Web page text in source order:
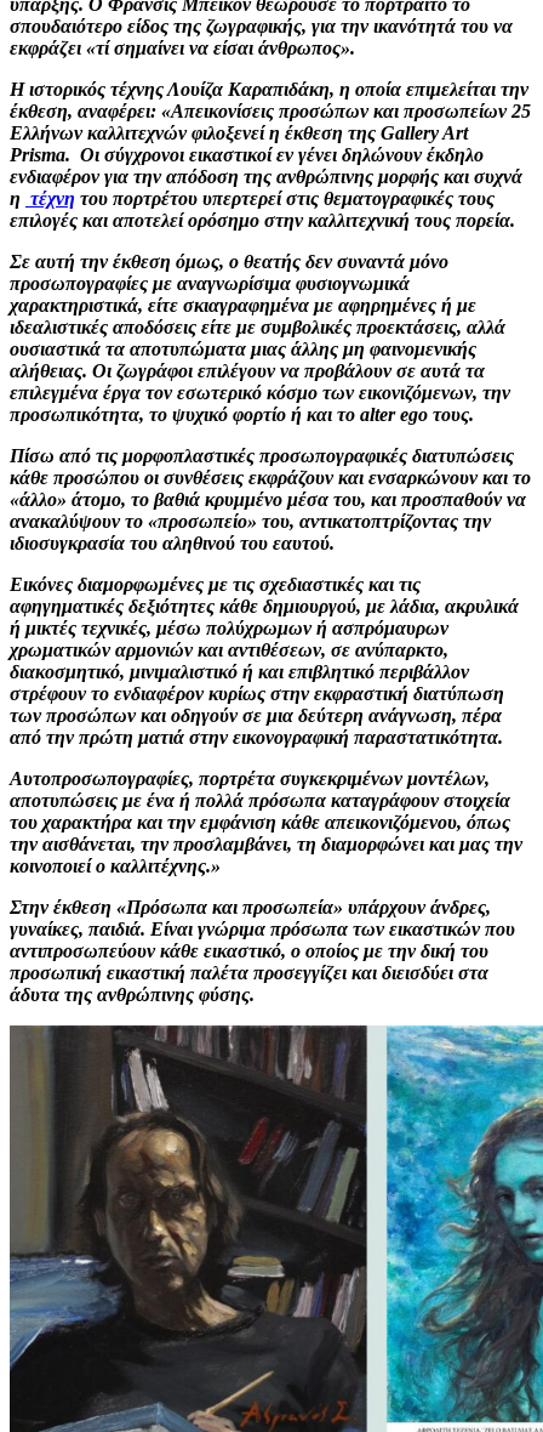
σπουδαιότερο είδος της ζωγραφικής, για την ικανότητά του να
εκφράζει «τί σημαίνει να είσαι άνθρωπος».
Η ιστορικός τέχνης Λουίζα Καραπιδάκη, η οποία επιμελείται την
έκθεση, αναφέρει: «Απεικονίσεις προσώπων και προσωπείων 25
Ελλήνων καλλιτεχνών φιλοξενεί η έκθεση της Gallery Art
Prisma. Οι σύγχρονοι εικαστικοί εν γένει δηλώνουν έκδηλο
ενδιαφέρον για την απόδοση της ανθρώπινης μορφής και συχνά
η τέχνη του πορτρέτου υπερτερεί στις θεματογραφικές τους
επιλογές και αποτελεί ορόσημο στην καλλιτεχνική τους πορεία.
Σε αυτή την έκθεση όμως, ο θεατής δεν συναντά μόνο
προσωπογραφίες με αναγνωρίσιμα φυσιογνωμικά
χαρακτηριστικά, είτε σκιαγραφημένα με αφηρημένες ή με
ιδεαλιστικές αποδόσεις είτε με συμβολικές προεκτάσεις, αλλά
ουσιαστικά τα αποτυπώματα μιας άλλης μη φαινομενικής
αλήθειας. Οι ζωγράφοι επιλέγουν να προβάλουν σε αυτά τα
επιλεγμένα έργα τον εσωτερικό κόσμο των εικονιζόμενων, την
προσωπικότητα, το ψυχικό φορτίο ή και το alter ego τους.
Πίσω από τις μορφοπλαστικές προσωπογραφικές διατυπώσεις
κάθε προσώπου οι συνθέσεις εκφράζουν και ενσαρκώνουν και το
«άλλο» άτομο, το βαθιά κρυμμένο μέσα του, και προσπαθούν να
ανακαλύψουν το «προσωπείο» του, αντικατοπτρίζοντας την
ιδιοσυγκρασία του αληθινού του εαυτού.
Εικόνες διαμορφωμένες με τις σχεδιαστικές και τις
αφηγηματικές δεξιότητες κάθε δημιουργού, με λάδια, ακρυλικά
ή μικτές τεχνικές, μέσω πολύχρωμων ή ασπρόμαυρων
χρωματικών αρμονιών και αντιθέσεων, σε ανύπαρκτο,
διακοσμητικό, μινιμαλιστικό ή και επιβλητικό περιβάλλον
στρέφουν το ενδιαφέρον κυρίως στην εκφραστική διατύπωση
των προσώπων και οδηγούν σε μια δεύτερη ανάγνωση, πέρα
από την πρώτη ματιά στην εικονογραφική παραστατικότητα.
Αυτοπροσωπογραφίες, πορτρέτα συγκεκριμένων μοντέλων,
αποτυπώσεις με ένα ή πολλά πρόσωπα καταγράφουν στοιχεία
του χαρακτήρα και την εμφάνιση κάθε απεικονιζόμενου, όπως
την αισθάνεται, την προσλαμβάνει, τη διαμορφώνει και μας την
κοινοποιεί ο καλλιτέχνης.»
Στην έκθεση «Πρόσωπα και προσωπεία» υπάρχουν άνδρες,
γυναίκες, παιδιά. Είναι γνώριμα πρόσωπα των εικαστικών που
αντιπροσωπεύουν κάθε εικαστικό, ο οποίος με την δική του
προσωπική εικαστική παλέτα προσεγγίζει και διεισδύει στα
άδυτα της ανθρώπινης φύσης.